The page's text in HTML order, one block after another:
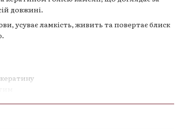
довжині.
усуває ламкість, живить та повертає блиск